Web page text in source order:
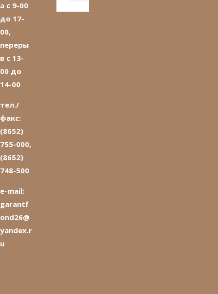
а с 9-00
до 17-
00,
переры
в с 13-
00 до
14-00
тел./
факс:
(8652)
755-000,
(8652)
748-500
e-mail:
garantf
ond26@
yandex.r
u